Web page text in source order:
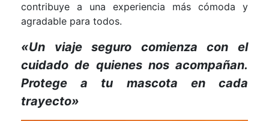
contribuye a una experiencia más cómoda y
agradable para todos.
«Un viaje seguro comienza con el
cuidado de quienes nos acompañan.
Protege a tu mascota en cada
trayecto»